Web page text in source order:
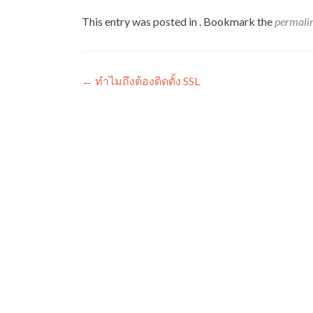
This entry was posted in . Bookmark the
Post
← ทำไมถึงต้องติดตั้ง SSL